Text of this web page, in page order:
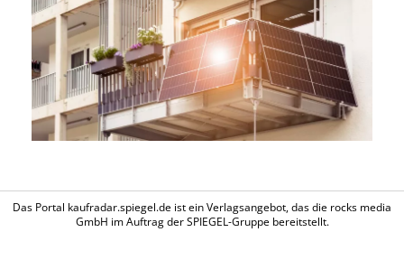
Das Portal kaufradar.spiegel.de ist ein Verlagsangebot, das die rocks media
GmbH im Auftrag der SPIEGEL-Gruppe bereitstellt.